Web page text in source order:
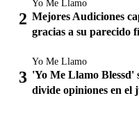
Yo Me Llamo
Mejores Audiciones
gracias a su parecido
Yo Me Llamo
'Yo Me Llamo Blessd'
divide opiniones en el